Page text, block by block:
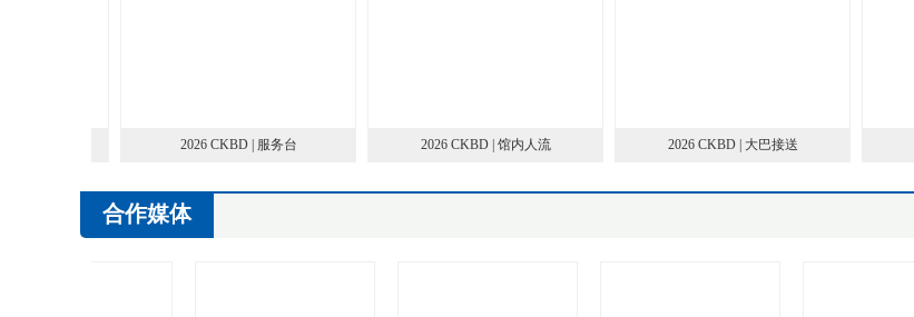
2026 CKBD | 服务台 2026 CKBD | 馆内人流 2026 CKBD | 大巴接送
合作媒体